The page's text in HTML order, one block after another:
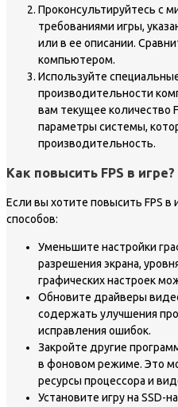
Проконсультируйтесь с
требованиями игры,
или в ее описании.
компьютером.
Используйте
производительности
вам текущее количество
параметры системы,
производительность.
Как повысить FPS в игре?
Если вы хотите повысить FPS в
способов:
Уменьшите настройки
разрешения экрана,
графических настроек
Обновите драйверы
содержать улучшения
исправления ошибок.
Закройте другие
в фоновом режиме. Это
ресурсы процессора и
Установите игру на SSD-